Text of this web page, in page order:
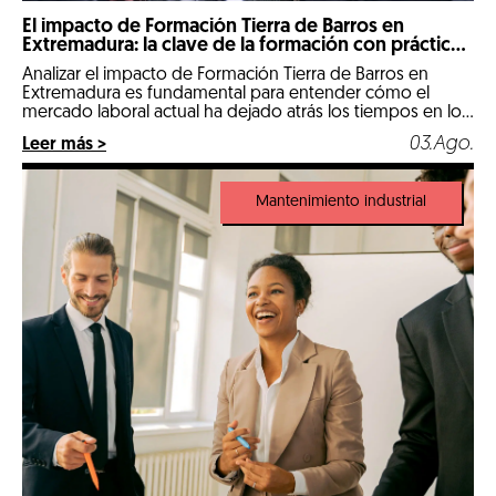
El impacto de Formación Tierra de Barros en
Extremadura: la clave de la formación con prácticas
reales
Analizar el impacto de Formación Tierra de Barros en
Extremadura es fundamental para entender cómo el
mercado laboral actual ha dejado atrás los tiempos en los
que un expediente puramente teórico abría las puertas
de las mejores empresas. Llegados a 2026, nos
encontramos en un escenario hipercompetitivo, marcado
por la digitalización de la industria y […]
Leer más > 03.Ago.
Mantenimiento industrial